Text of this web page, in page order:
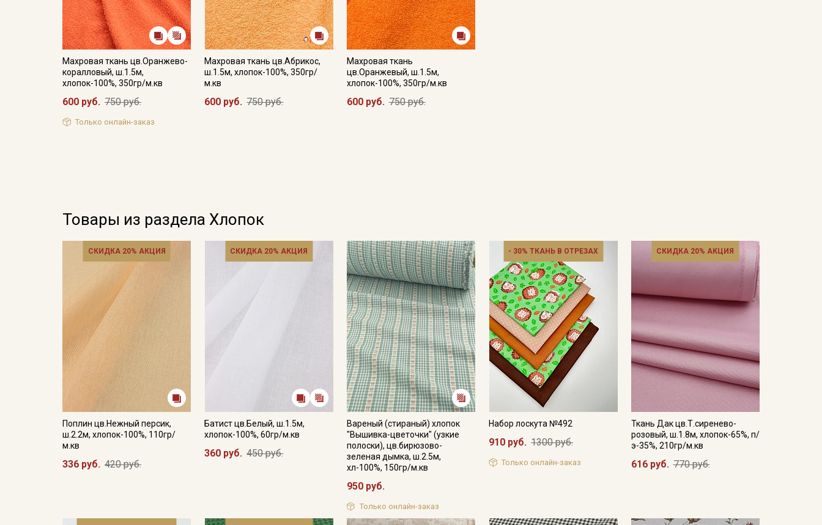
Махровая ткань цв.Оранжево-
коралловый, ш.1.5м,
хлопок-100%, 350гр/м.кв
600 руб. 750 руб.
Только онлайн-заказ
Махровая ткань цв.Абрикос,
ш.1.5м, хлопок-100%, 350гр/
м.кв
600 руб. 750 руб.
Махровая ткань
цв.Оранжевый, ш.1.5м,
хлопок-100%, 350гр/м.кв
600 руб. 750 руб.
Товары из раздела Хлопок
СКИДКА 20% АКЦИЯ
Поплин цв.Нежный персик,
ш.2.2м, хлопок-100%, 110гр/
м.кв
336 руб. 420 руб.
СКИДКА 20% АКЦИЯ
Батист цв.Белый, ш.1.5м,
хлопок-100%, 60гр/м.кв
360 руб. 450 руб.
Вареный (стираный) хлопок
"Вышивка-цветочки" (узкие
полоски), цв.бирюзово-
зеленая дымка, ш.2.5м,
хл-100%, 150гр/м.кв
950 руб.
Только онлайн-заказ
- 30% ТКАНЬ В ОТРЕЗАХ
Набор лоскута №492
910 руб. 1300 руб.
Только онлайн-заказ
СКИДКА 20% АКЦИЯ
Ткань Дак цв.Т.сиренево-
розовый, ш.1.8м, хлопок-65%, п/
э-35%, 210гр/м.кв
616 руб. 770 руб.